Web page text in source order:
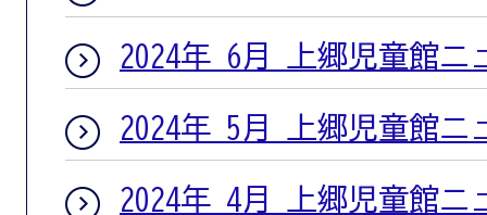
2024年 6月 上郷児童館ニ
2024年 5月 上郷児童館ニ
2024年 4月 上郷児童館ニ